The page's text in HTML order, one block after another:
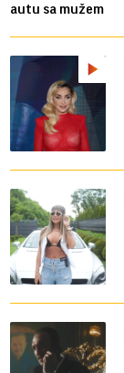
autu sa mužem